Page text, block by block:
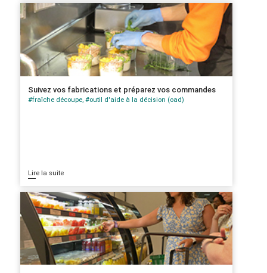
Suivez vos fabrications et préparez vos commandes
#fraîche découpe, #outil d'aide à la décision (oad)
Lire la suite